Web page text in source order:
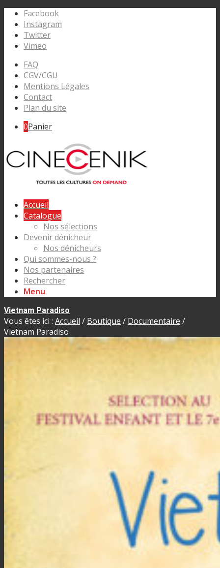
Facebook
Instagram
Twitter
Vimeo
FAQ
CGV/CGU
Mentions Légales
Contact
Plan du site
0Panier
Accueil
Catalogue
Nos sélections
Devenir dénicheur
Nos dénicheurs
Qui sommes-nous ?
Nos partenaires
Rechercher
Menu
Vietnam Paradiso
Vous êtes ici : Accueil / Boutique / Documentaire /
Vietnam Paradiso